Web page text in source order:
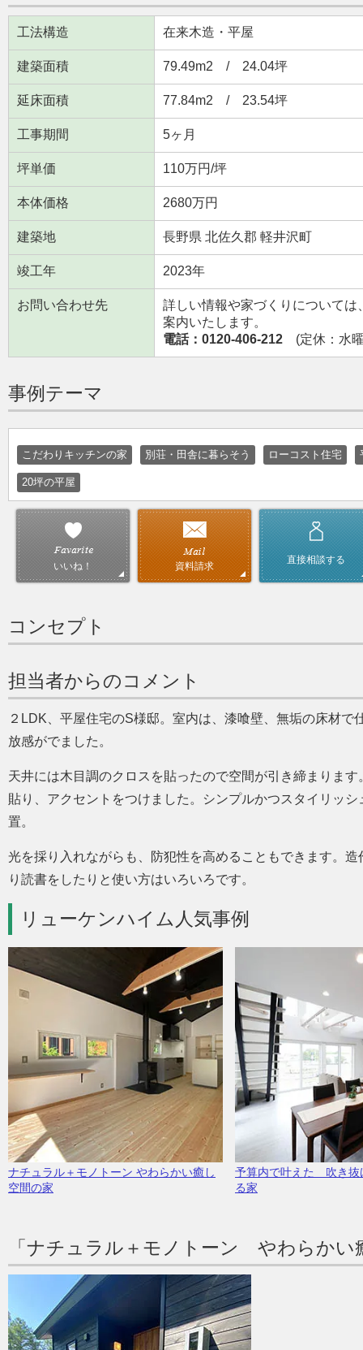
工法構造 在来木造・平屋
建築面積 79.49m2 / 24.04坪
延床面積 77.84m2 / 23.54坪
工事期間 5ヶ月
坪単価 110万円/坪
本体価格 2680万円
建築地 長野県 北佐久郡 軽井沢町
竣工年 2023年
お問い合わせ先
詳しい情報や家づくりについて
案内いたします。
電話：0120-406-212 (定休：水
事例テーマ
こだわりキッチンの家 別荘・田舎に暮らそう ローコスト住宅
20坪の平屋
いいね！ 資料請求
直接相談する
コンセプト
担当者からのコメント
２LDK、平屋住宅のS様邸。室内は、漆喰壁、無垢の床材
放感がでました。
天井には木目調のクロスを貼ったので空間が引き締まりま
貼り、アクセントをつけました。シンプルかつスタイリッ
置。
光を採り入れながらも、防犯性を高めることもできます。
り読書をしたりと使い方はいろいろです。
リューケンハイム人気事例
ナチュラル＋モノトーン やわらかい癒し
空間の家
予算内で叶えた 吹き抜
る家
「ナチュラル＋モノトーン やわらかい